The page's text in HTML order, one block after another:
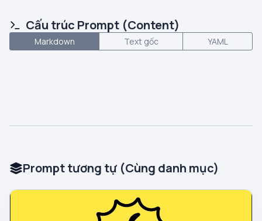
Cấu trúc Prompt (Content)
Markdown Text gốc YAML
Prompt tương tự (Cùng danh mục)